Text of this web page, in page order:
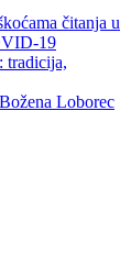
čitanja u
19
tradicija,
Loborec